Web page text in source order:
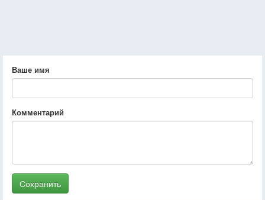
Ваше имя
Комментарий
Сохранить